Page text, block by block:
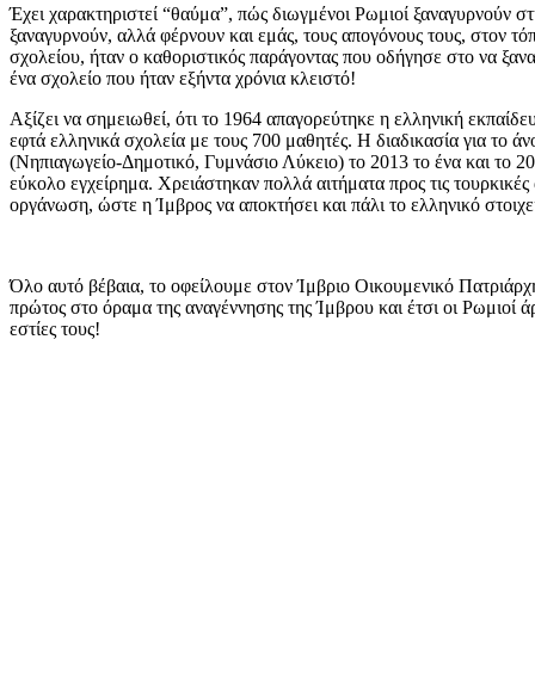
Έχει χαρακτηριστεί “θαύμα”, πώς διωγμένοι Ρωμιοί ξαναγυρνούν
ξαναγυρνούν, αλλά φέρνουν και εμάς, τους απογόνους τους, στον
σχολείου, ήταν ο καθοριστικός παράγοντας που οδήγησε στο να
ένα σχολείο που ήταν εξήντα χρόνια κλειστό!
Αξίζει να σημειωθεί, ότι το 1964 απαγορεύτηκε η ελληνική
εφτά ελληνικά σχολεία με τους 700 μαθητές. Η διαδικασία για το
(Νηπιαγωγείο-Δημοτικό, Γυμνάσιο Λύκειο) το 2013 το ένα και το
εύκολο εγχείρημα. Χρειάστηκαν πολλά αιτήματα προς τις
οργάνωση, ώστε η Ίμβρος να αποκτήσει και πάλι το ελληνικό
Όλο αυτό βέβαια, το οφείλουμε στον Ίμβριο Οικουμενικό
πρώτος στο όραμα της αναγέννησης της Ίμβρου και έτσι οι Ρωμιοί
εστίες τους!